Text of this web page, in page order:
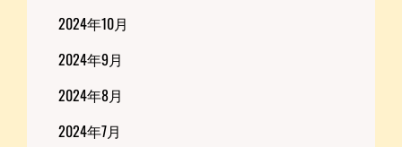
2024年10月
2024年9月
2024年8月
2024年7月